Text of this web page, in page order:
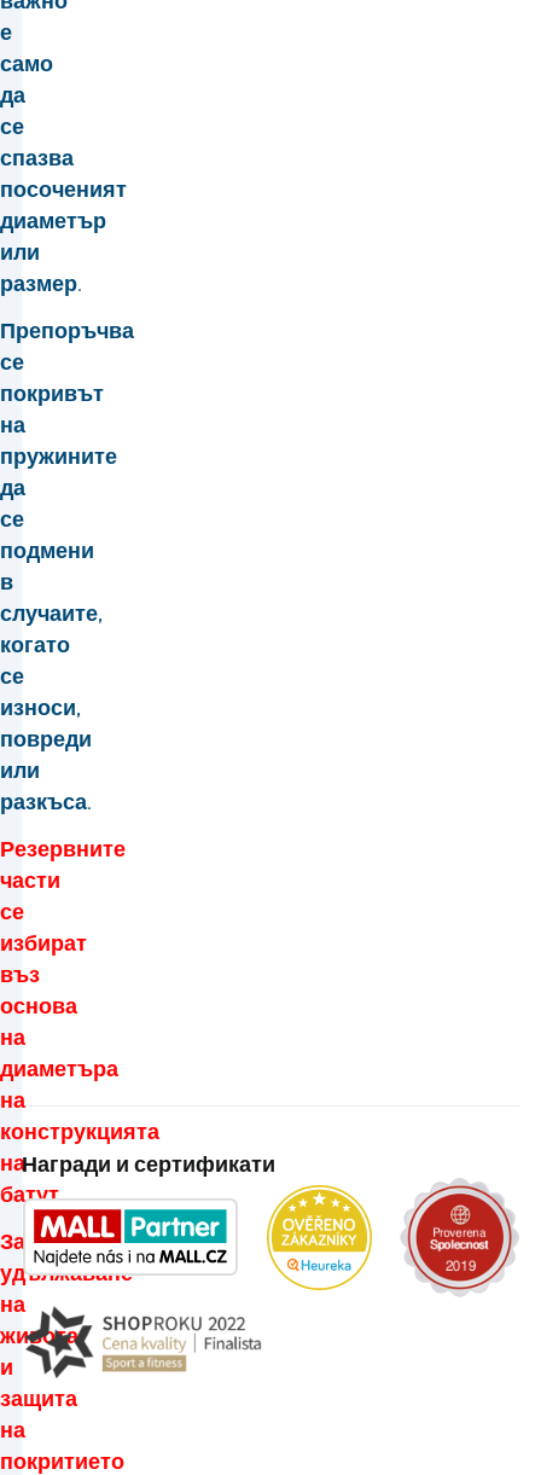
е
само
да
се
спазва
посоченият
диаметър
или
размер.
Препоръчва
се
покривът
на
пружините
да
се
подмени
в
случаите,
когато
се
износи,
повреди
или
разкъса.
Резервните
части
се
избират
въз
основа
на
диаметъра
на
конструкцията
на
батут.
За
удължаване
на
живота
и
защита
на
покритието
Награди и сертификати